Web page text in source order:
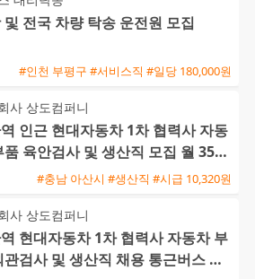
및 전국 차량 탁송 운전원 모집
#인천 부평구 #서비스직 #일당 180,000원
사 상도컴퍼니
인근 현대자동차 1차 협력사 자동
품 육안검사 및 생산직 모집 월 350
서 400만원
#충남 아산시 #생산직 #시급 10,320원
사 상도컴퍼니
현대자동차 1차 협력사 자동차 부
관검사 및 생산직 채용 통근버스 운